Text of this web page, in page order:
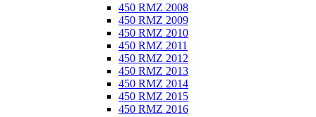
450 RMZ 2008
450 RMZ 2009
450 RMZ 2010
450 RMZ 2011
450 RMZ 2012
450 RMZ 2013
450 RMZ 2014
450 RMZ 2015
450 RMZ 2016